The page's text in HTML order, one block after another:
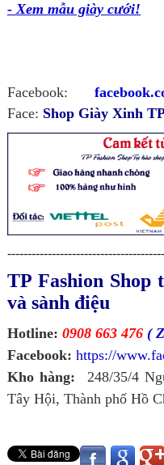
-Xem mẫu giày cưới!
Facebook:
Face: Shop Giày Xinh
TP Fashion Shop
và sành điệu
Hotline: 0908 663 476 (
Facebook: https://
Kho hàng: 248/35/4
Tây Hội, Thành phố Hồ